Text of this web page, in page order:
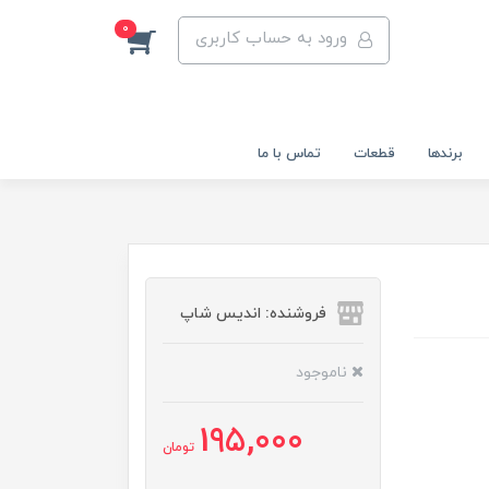
ورود به حساب کاربری 0
برندها قطعات تماس با ما
فروشنده: اندیس شاپ
ناموجود
195,000 تومان